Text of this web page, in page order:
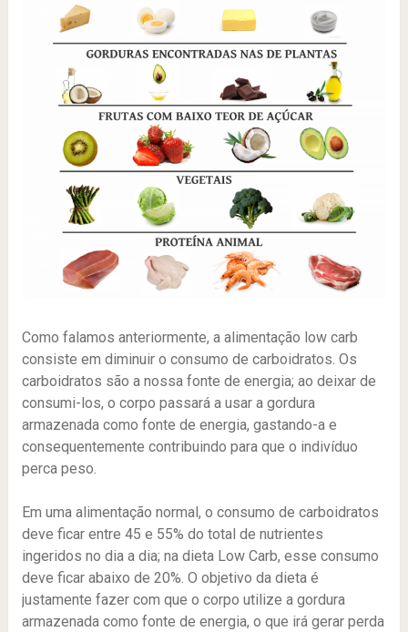
Como falamos anteriormente, a alimentação low carb
consiste em diminuir o consumo de carboidratos. Os
carboidratos são a nossa fonte de energia; ao deixar de
consumi-los, o corpo passará a usar a gordura
armazenada como fonte de energia, gastando-a e
consequentemente contribuindo para que o indivíduo
perca peso.
Em uma alimentação normal, o consumo de carboidratos
deve ficar entre 45 e 55% do total de nutrientes
ingeridos no dia a dia; na dieta Low Carb, esse consumo
deve ficar abaixo de 20%. O objetivo da dieta é
justamente fazer com que o corpo utilize a gordura
armazenada como fonte de energia, o que irá gerar perda